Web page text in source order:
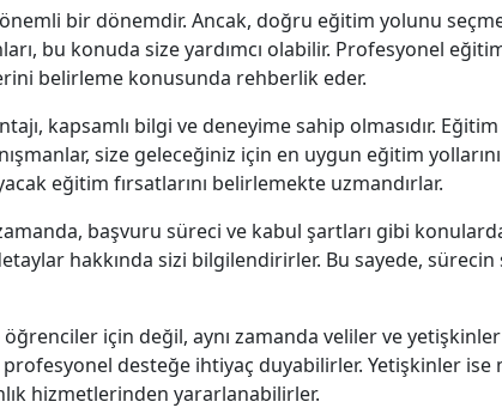
bir dönemdir. Ancak, doğru eğitim yolunu
bu konuda size yardımcı olabilir. Profesyonel
belirleme konusunda rehberlik eder.
kapsamlı bilgi ve deneyime sahip olmasıdır.
size geleceğiniz için en uygun eğitim
eğitim fırsatlarını belirlemekte uzmandırlar.
başvuru süreci ve kabul şartları gibi
hakkında sizi bilgilendirirler. Bu sayede,
için değil, aynı zamanda veliler ve
desteğe ihtiyaç duyabilirler. Yetişkinler
hizmetlerinden yararlanabilirler.